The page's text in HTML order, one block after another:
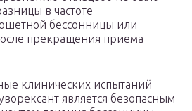
в частоте
бессонницы или
прекращения приема
клинических испытаний
является безопасным